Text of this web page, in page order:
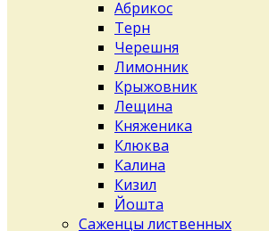
Абрикос
Терн
Черешня
Лимонник
Крыжовник
Лещина
Княженика
Клюква
Калина
Кизил
Йошта
Саженцы лиственных